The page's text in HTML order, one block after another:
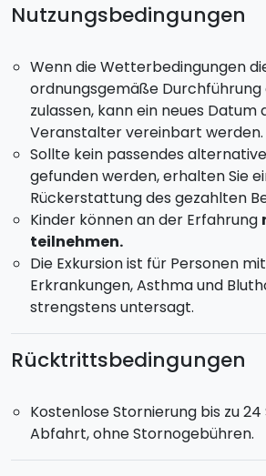
Nutzungsbedingungen
Wenn die Wetterbedingungen
ordnungsgemäße
zulassen, kann ein neues
Veranstalter vereinbart werden.
Sollte kein passendes
gefunden werden, erhalten Sie
Rückerstattung des gezahlten
Kinder können an der Erfahrung
teilnehmen.
Die Exkursion ist für Personen
Erkrankungen, Asthma und
strengstens untersagt.
Rücktrittsbedingungen
Kostenlose Stornierung bis zu
Abfahrt, ohne Stornogebühren.